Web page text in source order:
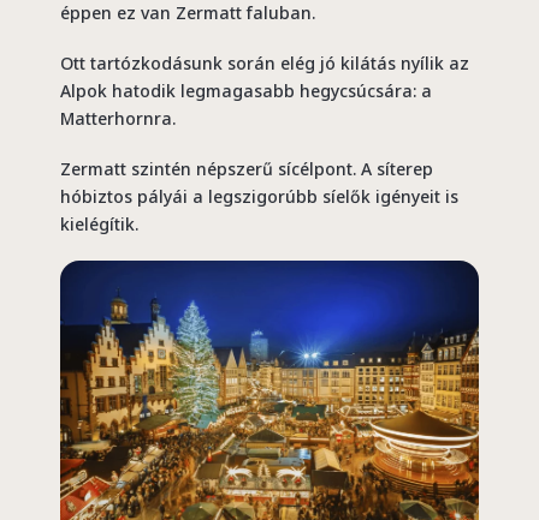
éppen ez van Zermatt faluban.
Ott tartózkodásunk során elég jó kilátás nyílik az
Alpok hatodik legmagasabb hegycsúcsára: a
Matterhornra.
Zermatt szintén népszerű sícélpont. A síterep
hóbiztos pályái a legszigorúbb síelők igényeit is
kielégítik.